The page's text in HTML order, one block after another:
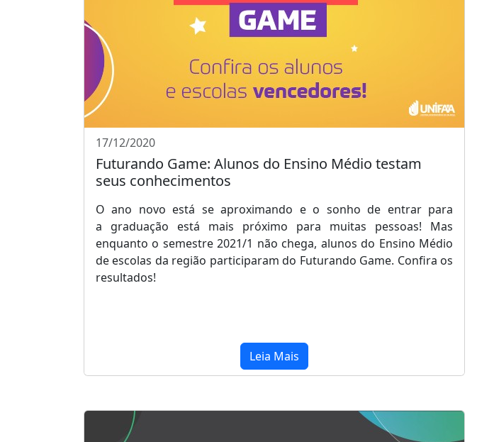
17/12/2020
Futurando Game: Alunos do Ensino Médio testam
seus conhecimentos
O ano novo está se aproximando e o sonho de entrar para
a graduação está mais próximo para muitas pessoas! Mas
enquanto o semestre 2021/1 não chega, alunos do Ensino Médio
de escolas da região participaram do Futurando Game. Confira os
resultados!
Leia Mais